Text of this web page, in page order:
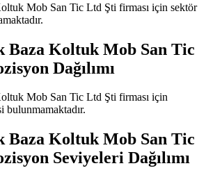
Mob San Tic Ltd Şti firması için sektör
Baza Koltuk Mob San Tic
Dağılımı
Mob San Tic Ltd Şti firması için
bulunmamaktadır.
Baza Koltuk Mob San Tic
Seviyeleri Dağılımı